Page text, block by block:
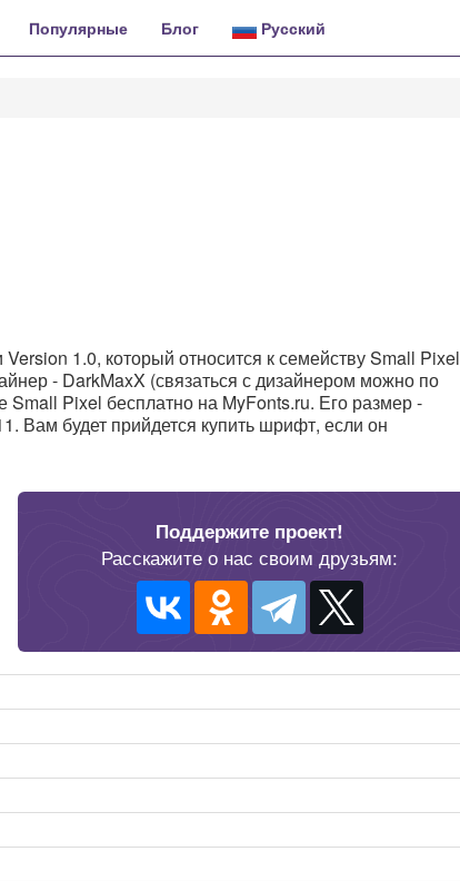
Популярные Блог Русский
Version 1.0, который относится к семейству Small Pixel
- DarkMaxX (связаться с дизайнером можно по
Small Pixel бесплатно на MyFonts.ru. Его размер -
Вам будет прийдется купить шрифт, если он
Поддержите проект!
Расскажите о нас своим друзьям: